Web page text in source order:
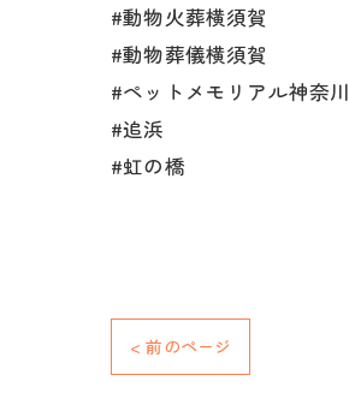
#動物火葬横須賀
#動物葬儀横須賀
#ペットメモリアル神奈川
#追浜
#虹の橋
< 前のページ